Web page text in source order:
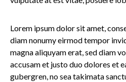
Lorem ipsum dolor sit amet,
diam nonumy eirmod tempor
magna aliquyam erat, sed diam
accusam et justo duo dolores et
gubergren, no sea takimata